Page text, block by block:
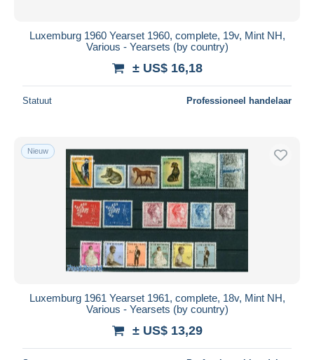
Luxemburg 1960 Yearset 1960, complete, 19v, Mint NH,
Various - Yearsets (by country)
± US$ 16,18
Statuut Professioneel handelaar
Nieuw
Luxemburg 1961 Yearset 1961, complete, 18v, Mint NH,
Various - Yearsets (by country)
± US$ 13,29